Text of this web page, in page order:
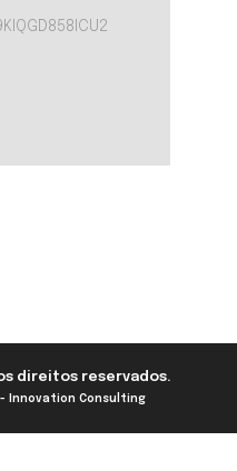
direitos reservados.
- Innovation Consulting